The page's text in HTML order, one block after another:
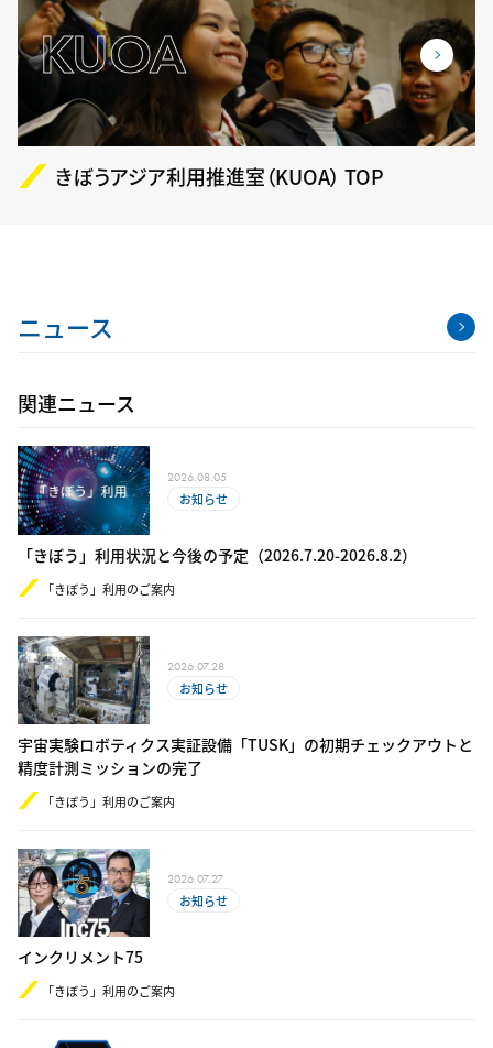
KUOA
きぼうアジア利用推進室（KUOA） TOP
ニュース
関連ニュース
2026.08.05
お知らせ
「きぼう」利用状況と今後の予定（2​0​26.​7.20-​2​0​26.8.2）
「きぼう」利用のご案内
2026.07.28
お知らせ
宇宙実験ロボティクス実証設備「TUSK」の初期チェックアウトと
精度計測ミッションの完了
「きぼう」利用のご案内
2026.07.27
お知らせ
インクリメント75
「きぼう」利用のご案内